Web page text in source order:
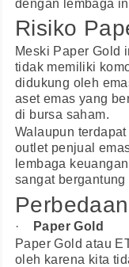
dengan lembaga
Risiko
Meski Paper Gold
tidak memiliki
didukung oleh
aset emas yang
di bursa saham.
Walaupun
outlet penjual
lembaga
sangat
·
Paper Gold
Paper Gold atau
oleh karena kita